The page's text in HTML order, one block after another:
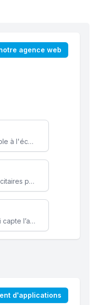
agence web
Transformez votre activité avec une boutique en ligne, accessible à l'échelle mondiale 24/7.
Attirez des clients ciblés rapidement avec des campagnes publicitaires payantes optimisées pour vos objectifs.
Renforcez l’identité de votre marque avec un design unique qui capte l’attention et engage vos clients.
d'applications